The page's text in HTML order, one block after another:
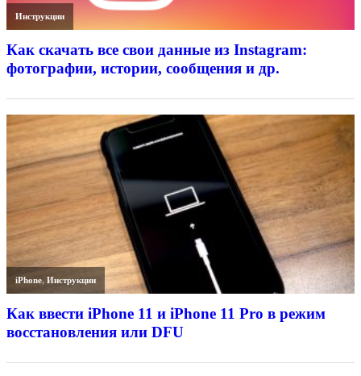
Инструкции
Как скачать все свои данные из Instagram:
фотографии, истории, сообщения и др.
iPhone,Инструкции
Как ввести iPhone 11 и iPhone 11 Pro в режим
восстановления или DFU